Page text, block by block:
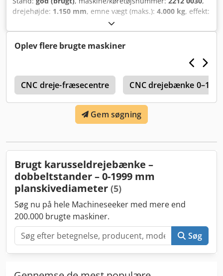
drejehøjde: 1.150 mm, emne vægt (maks.): 4.000 kg, effekt:
, Vertikaldrejebænk TOS model SK 12 A,
hovedmotor Skoda 37 kW, planskivens diameter 1.250 mm,
maksimal drejediameter på tværslæde 1.540 mm,
arbejdshøjde 1.100 mm, maksimal emnevægt 4.000 kg, 1
slæde med 3-positions revolver, 1 vertikal slæde med 45°
hældning inklusive visning af hældningsgraderne,
maskinens vægt 20 tons. Dedpfx Aoqnwqzei Asck
Oplev flere brugte maskiner
CNC dreje-fræsecentre CNC drejebænke
Gem søgning
Brugt karusseldrejebænke –
dobbeltstander – 0-1999 mm
planskivediameter (5)
Søg nu på hele Machineseeker med mere end
200.000 brugte maskiner.
Søg